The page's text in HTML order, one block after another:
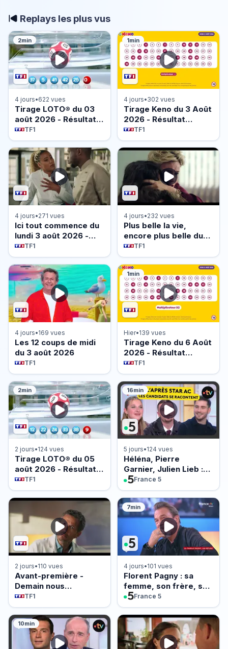
Replays les plus vus
2min
4 jours•622 vues
Tirage LOTO® du 03
août 2026 - Résultat
officiel - FDJ
TF1
1min
4 jours•302 vues
Tirage Keno du 3 Août
2026 - Résultat
officiel - FDJ
TF1
4 jours•271 vues
Ici tout commence du
lundi 3 août 2026 -
Episode 1493
TF1
4 jours•232 vues
Plus belle la vie,
encore plus belle du
lundi 3 août 2026 -
Episode 640
TF1
4 jours•169 vues
Les 12 coups de midi
du 3 août 2026
TF1
1min
Hier•139 vues
Tirage Keno du 6 Août
2026 - Résultat
officiel - FDJ
TF1
2min
2 jours•124 vues
Tirage LOTO® du 05
août 2026 - Résultat
officiel - FDJ
TF1
16min
5 jours•124 vues
Héléna, Pierre
Garnier, Julien Lieb :
l’après Star Ac !
France 5
2 jours•110 vues
Avant-première -
Demain nous
appartient du 5 août
2026 - Episode 2263
TF1
7min
4 jours•101 vues
Florent Pagny : sa
femme, son frère, sa
mère... Sa famille
avant tout !
France 5
10min